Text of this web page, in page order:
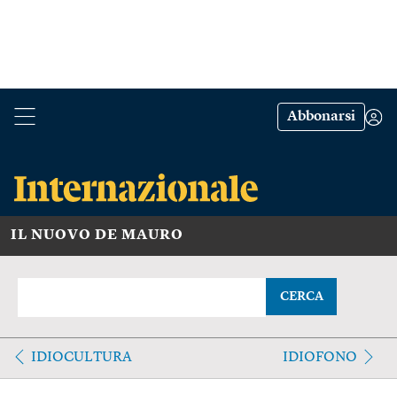
Abbonarsi
IL NUOVO DE MAURO
CERCA
IDIOCULTURA IDIOFONO